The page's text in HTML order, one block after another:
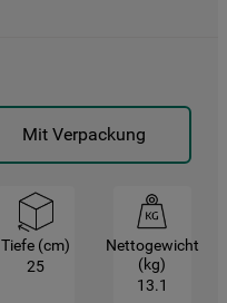
Mit Verpackung
Tiefe (cm)
25
Nettogewicht
(kg)
13.1